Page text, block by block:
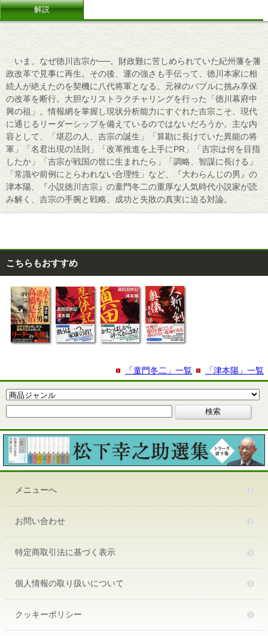
解説
いま、なぜ徳川吉宗か──。財政難に苦しめられていた紀州藩を藩
政改革で見事に再生。その後、運の強さも手伝って、徳川本家に相
続人が絶えたのを契機に八代将軍となる。元禄のバブルに挑み享保
の改革を断行。大胆なリストラクチャリングを行った「徳川幕府中
興の祖」。情報網を掌握し現状分析能力にすぐれた吉宗こそ、現代
に通じるリーダーシップを備えているのではないだろうか。主な内
容として、「堪忍の人、吉宗の誕生」「算勘に長けていた異能の将
軍」「名君出現の法則」「改革推進を上手にPR」「吉宗は何を目指
したか」「吉宗が戦国の世に生まれたら」「調略、智謀に長ける」
「常識や前例にとらわれない合理性」など、『大わらんじの男』の
津本陽、『小説徳川吉宗』の童門冬二の重厚な人気時代小説家が読
み解く、吉宗の手腕と戦略、成功と失敗の真実に迫る対論。
こちらもおすすめ
「津本陽」一覧
「童門冬二」一覧
メニューへ
お問い合わせ
特定商取引法に基づく表示
個人情報の取り扱いについて
クッキーポリシー